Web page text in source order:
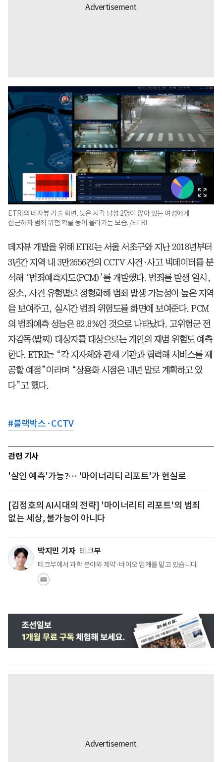
ETRI의 데자뷰 기술 화면. 늦은 시각 남성 2명이 앉아 있는 여성에게
접근하자 범죄 위험 확률 등이 올라가는 모습. /ETRI
데자뷰 개발을 위해 ETRI는 서울 서초구와 지난 2018년부터
3년간 지역 내 3만2656건의 CCTV 사건·사고 빅데이터를 분
석해 ‘범죄예측지도(PCM)’를 개발했다. 범죄를 발생 일시,
장소, 사건 유형별로 정형화해 범죄 발생 가능성이 높은 지역
을 보여주고, 실시간 범죄 위험도를 화면에 보여준다. PCM
의 범죄예측 성능은 82.8%인 것으로 나타났다. 고위험군 전
자감독(발찌) 대상자를 대상으로는 개인의 재범 위험도 예측
한다. ETRI는 “각 지자체와 관제 기관과 협력해 서비스를 제
공할 예정”이라며 “상용화 시점은 내년 말로 계획하고 있
다”고 했다.
#블랙박스·CCTV
관련 기사
'살인 예측'가능?… '마이너리티 리포트'가 현실로
[김정호의 AI시대의 전략] '마이너리티 리포트'의 범죄
없는 세상, 불가능이 아니다
박지민 기자 테크부
테크부에서 과학 분야와 제약·바이오 업계를 맡고 있습니다.